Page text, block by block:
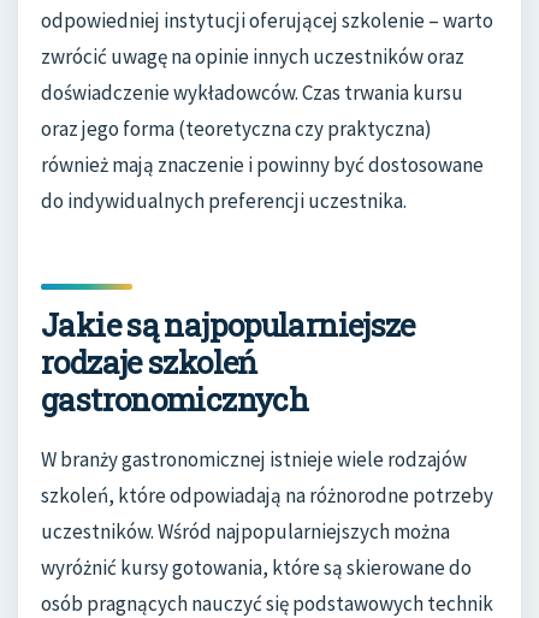
odpowiedniej instytucji oferującej szkolenie – warto
zwrócić uwagę na opinie innych uczestników oraz
doświadczenie wykładowców. Czas trwania kursu
oraz jego forma (teoretyczna czy praktyczna)
również mają znaczenie i powinny być dostosowane
do indywidualnych preferencji uczestnika.
Jakie są najpopularniejsze
rodzaje szkoleń
gastronomicznych
W branży gastronomicznej istnieje wiele rodzajów
szkoleń, które odpowiadają na różnorodne potrzeby
uczestników. Wśród najpopularniejszych można
wyróżnić kursy gotowania, które są skierowane do
osób pragnących nauczyć się podstawowych technik